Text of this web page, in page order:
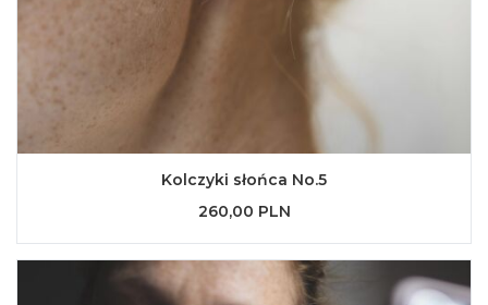
Kolczyki słońca No.5
260,00 PLN